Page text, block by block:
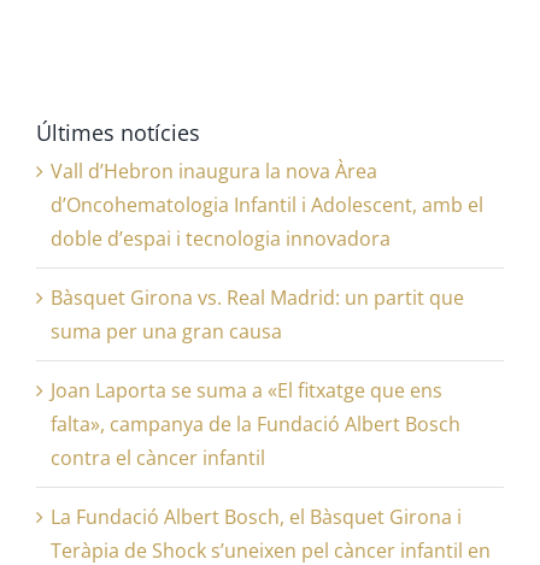
Últimes notícies
Vall d’Hebron inaugura la nova Àrea
d’Oncohematologia Infantil i Adolescent, amb el
doble d’espai i tecnologia innovadora
Bàsquet Girona vs. Real Madrid: un partit que
suma per una gran causa
Joan Laporta se suma a «El fitxatge que ens
falta», campanya de la Fundació Albert Bosch
contra el càncer infantil
La Fundació Albert Bosch, el Bàsquet Girona i
Teràpia de Shock s’uneixen pel càncer infantil en